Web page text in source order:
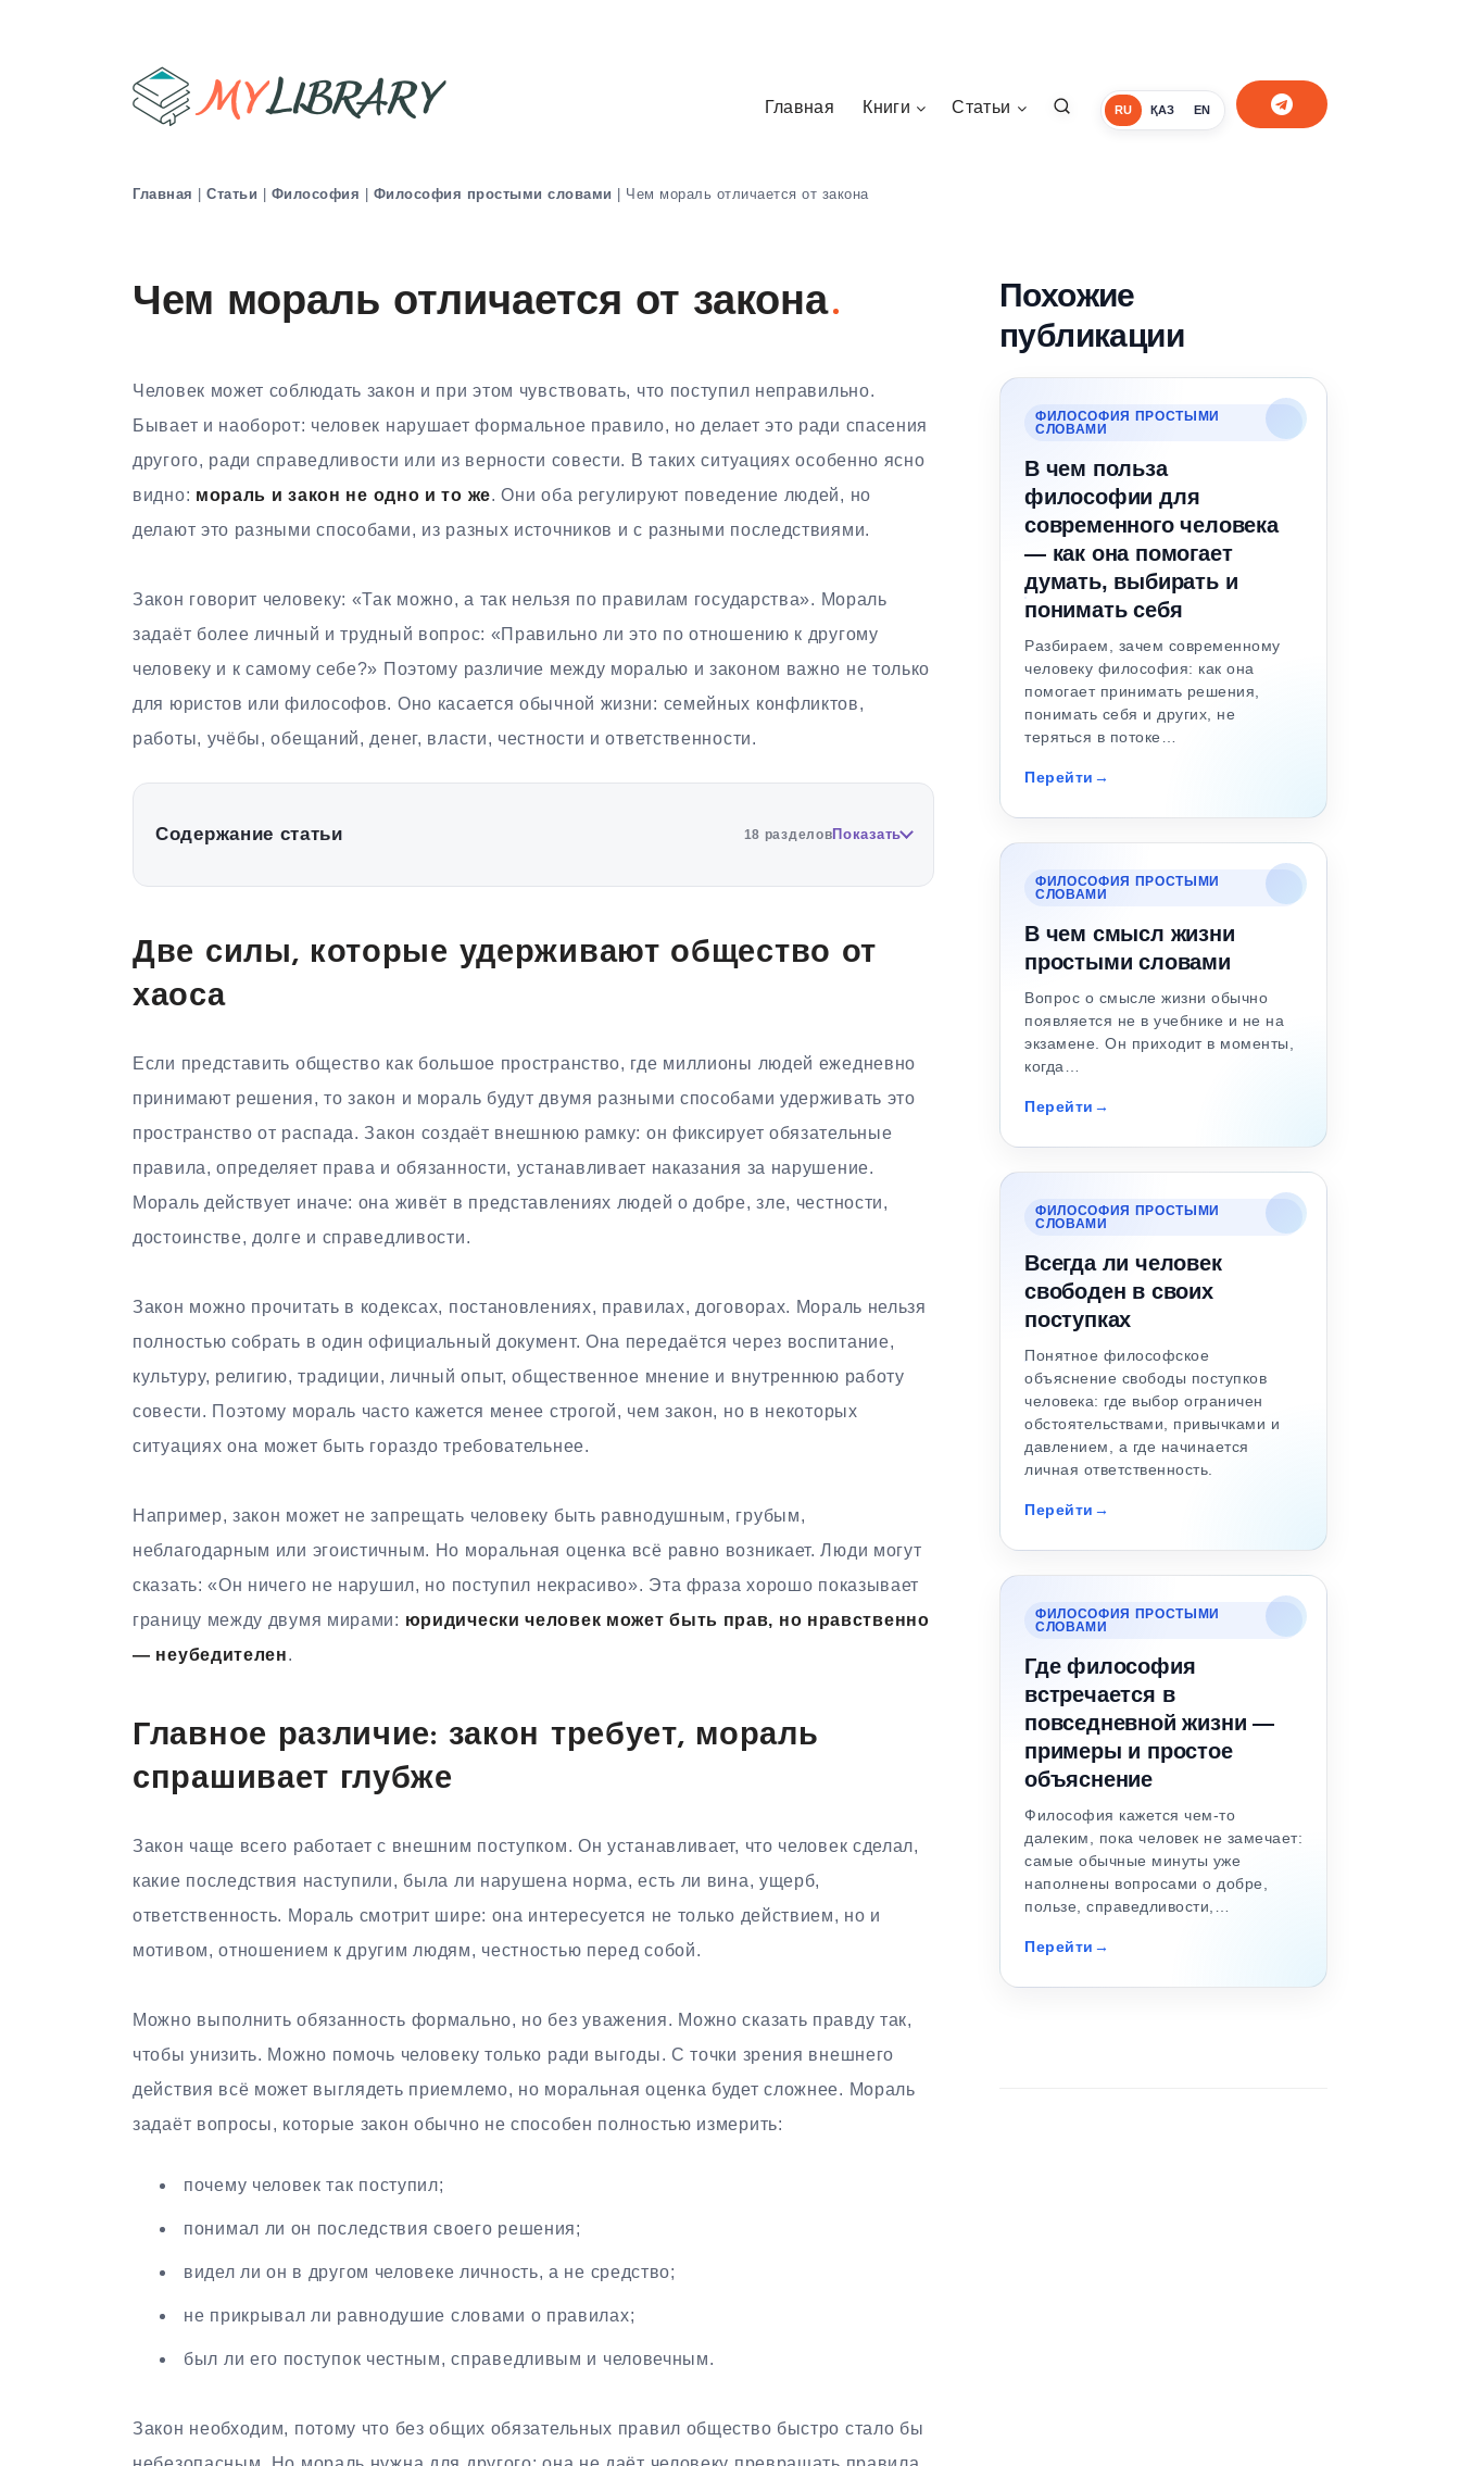
RU ҚАЗ EN
Главная Книги Статьи
Главная | Статьи | Философия | Философия простыми словами | Чем мораль отличается от закона
Чем мораль отличается от закона
Человек может соблюдать закон и при этом чувствовать, что поступил неправильно.
Бывает и наоборот: человек нарушает формальное правило, но делает это ради спасения
другого, ради справедливости или из верности совести. В таких ситуациях особенно ясно
видно: мораль и закон не одно и то же. Они оба регулируют поведение людей, но
делают это разными способами, из разных источников и с разными последствиями.
Закон говорит человеку: «Так можно, а так нельзя по правилам государства». Мораль
задаёт более личный и трудный вопрос: «Правильно ли это по отношению к другому
человеку и к самому себе?» Поэтому различие между моралью и законом важно не только
для юристов или философов. Оно касается обычной жизни: семейных конфликтов,
работы, учёбы, обещаний, денег, власти, честности и ответственности.
Содержание статьи 18 разделовПоказать
Две силы, которые удерживают общество от
хаоса
Если представить общество как большое пространство, где миллионы людей ежедневно
принимают решения, то закон и мораль будут двумя разными способами удерживать это
пространство от распада. Закон создаёт внешнюю рамку: он фиксирует обязательные
правила, определяет права и обязанности, устанавливает наказания за нарушение.
Мораль действует иначе: она живёт в представлениях людей о добре, зле, честности,
достоинстве, долге и справедливости.
Закон можно прочитать в кодексах, постановлениях, правилах, договорах. Мораль нельзя
полностью собрать в один официальный документ. Она передаётся через воспитание,
культуру, религию, традиции, личный опыт, общественное мнение и внутреннюю работу
совести. Поэтому мораль часто кажется менее строгой, чем закон, но в некоторых
ситуациях она может быть гораздо требовательнее.
Например, закон может не запрещать человеку быть равнодушным, грубым,
неблагодарным или эгоистичным. Но моральная оценка всё равно возникает. Люди могут
сказать: «Он ничего не нарушил, но поступил некрасиво». Эта фраза хорошо показывает
границу между двумя мирами: юридически человек может быть прав, но нравственно
— неубедителен.
Главное различие: закон требует, мораль
спрашивает глубже
Закон чаще всего работает с внешним поступком. Он устанавливает, что человек сделал,
какие последствия наступили, была ли нарушена норма, есть ли вина, ущерб,
ответственность. Мораль смотрит шире: она интересуется не только действием, но и
мотивом, отношением к другим людям, честностью перед собой.
Можно выполнить обязанность формально, но без уважения. Можно сказать правду так,
чтобы унизить. Можно помочь человеку только ради выгоды. С точки зрения внешнего
действия всё может выглядеть приемлемо, но моральная оценка будет сложнее. Мораль
задаёт вопросы, которые закон обычно не способен полностью измерить:
почему человек так поступил;
понимал ли он последствия своего решения;
видел ли он в другом человеке личность, а не средство;
не прикрывал ли равнодушие словами о правилах;
был ли его поступок честным, справедливым и человечным.
Закон необходим, потому что без общих обязательных правил общество быстро стало бы
Похожие
публикации
ФИЛОСОФИЯ ПРОСТЫМИ
СЛОВАМИ
В чем польза
философии для
современного человека
— как она помогает
думать, выбирать и
понимать себя
Разбираем, зачем современному
человеку философия: как она
помогает принимать решения,
понимать себя и других, не
теряться в потоке…
Перейти
ФИЛОСОФИЯ ПРОСТЫМИ
СЛОВАМИ
В чем смысл жизни
простыми словами
Вопрос о смысле жизни обычно
появляется не в учебнике и не на
экзамене. Он приходит в моменты,
когда…
Перейти
ФИЛОСОФИЯ ПРОСТЫМИ
СЛОВАМИ
Всегда ли человек
свободен в своих
поступках
Понятное философское
объяснение свободы поступков
человека: где выбор ограничен
обстоятельствами, привычками и
давлением, а где начинается
личная ответственность.
Перейти
ФИЛОСОФИЯ ПРОСТЫМИ
СЛОВАМИ
Где философия
встречается в
повседневной жизни —
примеры и простое
объяснение
Философия кажется чем-то
далеким, пока человек не замечает:
самые обычные минуты уже
наполнены вопросами о добре,
пользе, справедливости,…
Перейти